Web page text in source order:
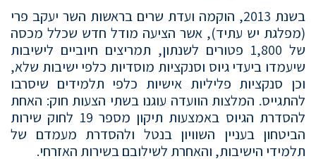
בשנת 2013, הוקמה ועדת שרים בראשות השר יעקב פרי
(מפלגת יש עתיד), אשר הציעה מודל חדש שכלל מכסה
של 1,800 פטורים לשנתון, תמריצים חיוביים לישיבות
שיעמדו ביעדי גיוס וסנקציות מוסדיות כלפי ישיבות שלא,
וכן סנקציות פליליות אישיות כלפי תלמידים שיסרבו
להתגייס. המלצות הוועדה עוגנו בשתי הצעות חוק: האחת
להסדרת הגיוס באמצעות תיקון מספר 19 לחוק שירות
הביטחון בעניין השוויון בנטל ולהסדרת מעמדם של
תלמידי הישיבות, והאחרת לשילובם בשירות האזרחי.